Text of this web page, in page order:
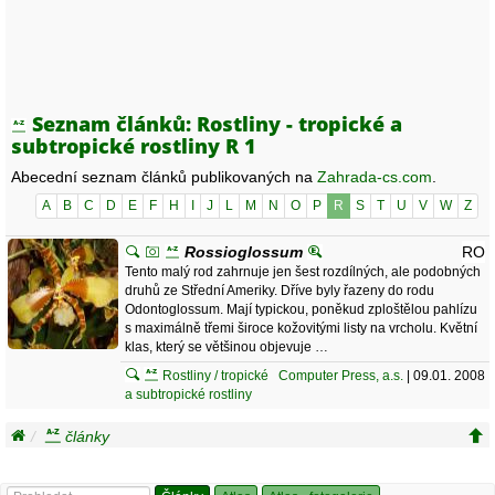
Seznam článků: Rostliny - tropické a
subtropické rostliny R 1
Abecední seznam článků publikovaných na Zahrada-cs.com
A B C D E F H J L M N O P R S T U V W Z
Rossioglossum RO
Tento malý rod zahrnuje jen šest rozdílných, ale podobných
druhů ze Střední Ameriky. Dříve byly řazeny do rodu
Odontoglossum. Mají typickou, poněkud zploštělou pahlízu
s maximálně třemi široce kožovitými listy na vrcholu. Květní
klas, který se většinou objevuje …
Computer Press, a.s. | 09.01. 2008
Rostliny / tropické
a subtropické rostliny
články